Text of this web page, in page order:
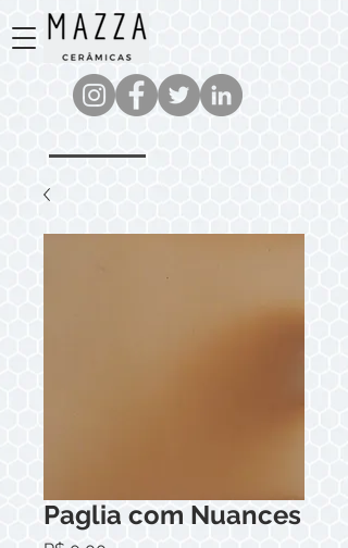
Paglia com Nuances